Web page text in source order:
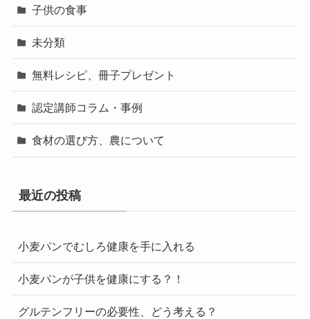
子供の食事
未分類
無料レシピ、冊子プレゼント
認定講師コラム・事例
食材の選び方、農について
最近の投稿
小麦パンでむしろ健康を手に入れる
小麦パンが子供を健康にする？！
グルテンフリーの必要性、どう考える？